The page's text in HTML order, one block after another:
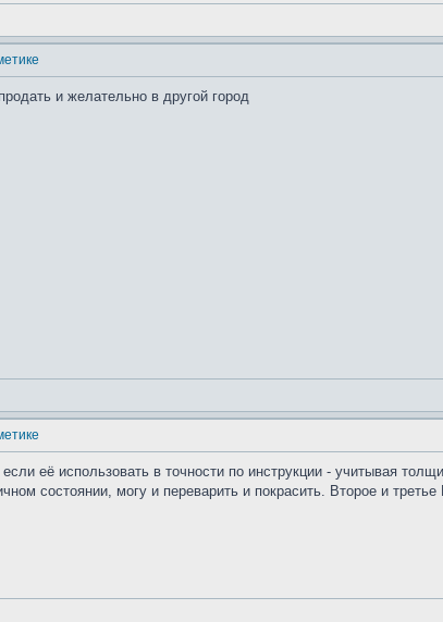
и желательно в другой город
её использовать в точности по инструкции - учитывая
состоянии, могу и переварить и покрасить. Второе и